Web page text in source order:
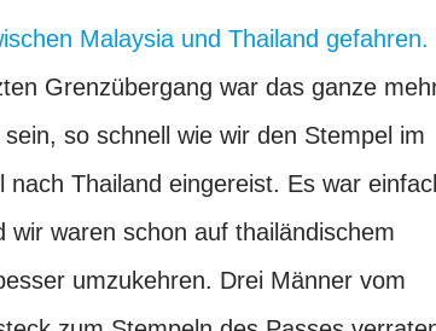
Malaysia und Thailand gefahren.
Grenzübergang war das ganze
so schnell wie wir den Stempel im
Thailand eingereist. Es war
waren schon auf thailändischem
umzukehren. Drei Männer vom